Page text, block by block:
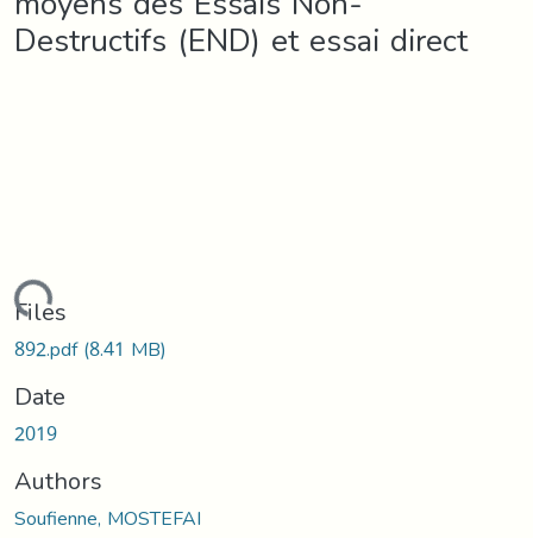
Destructifs (END) et essai direct
Loading...
Files
892.pdf(8.41 MB)
Date
2019
Authors
Soufienne, MOSTEFAI